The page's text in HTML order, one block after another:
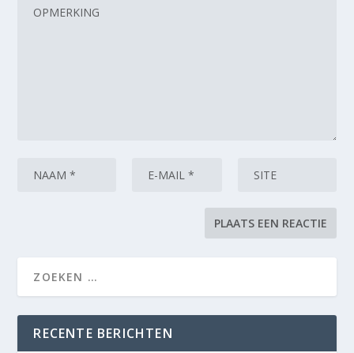
RECENTE BERICHTEN